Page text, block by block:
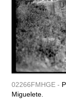
02266FMHGE -
Miguelete.